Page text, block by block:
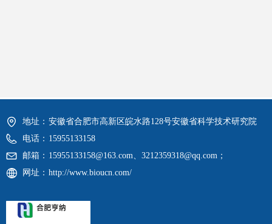
地址： 安徽省合肥市高新区皖水路128号安徽省科学技术研究院
电话： 15955133158
邮箱： 15955133158@163.com、3212359318@qq.com；
网址： http://www.bioucn.com/